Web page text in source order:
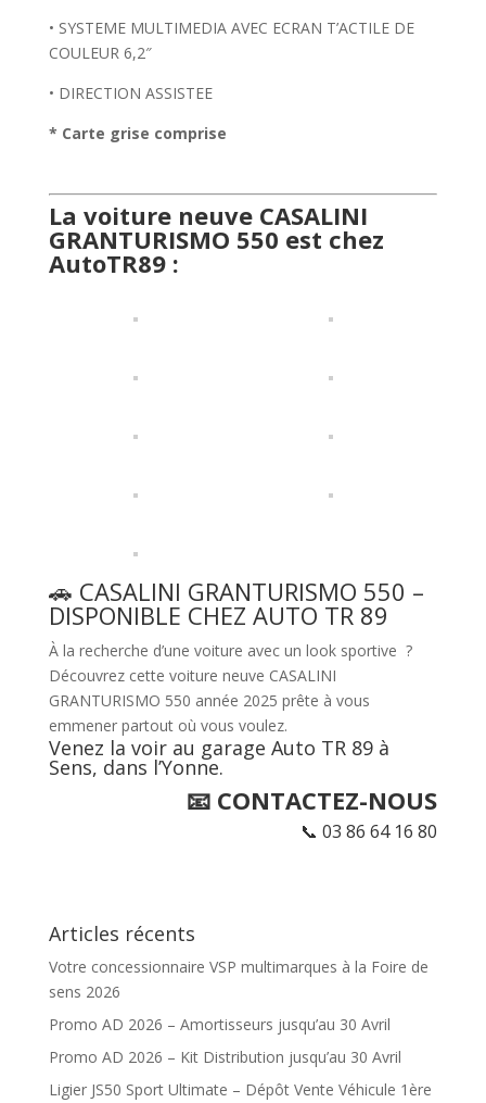
• SYSTEME MULTIMEDIA AVEC ECRAN T’ACTILE DE
COULEUR 6,2″
• DIRECTION ASSISTEE
* Carte grise comprise
La voiture neuve CASALINI
GRANTURISMO 550 est chez
AutoTR89 :
🚗 CASALINI GRANTURISMO 550 –
DISPONIBLE CHEZ AUTO TR 89
À la recherche d’une voiture avec un look sportive ?
Découvrez cette voiture neuve CASALINI
GRANTURISMO 550 année 2025 prête à vous
emmener partout où vous voulez.
Venez la voir au garage Auto TR 89 à
Sens, dans l’Yonne.
📧 CONTACTEZ-NOUS
📞03 86 64 16 80
Articles récents
Votre concessionnaire VSP multimarques à la Foire de
sens 2026
Promo AD 2026 – Amortisseurs jusqu’au 30 Avril
Promo AD 2026 – Kit Distribution jusqu’au 30 Avril
Ligier JS50 Sport Ultimate – Dépôt Vente Véhicule 1ère